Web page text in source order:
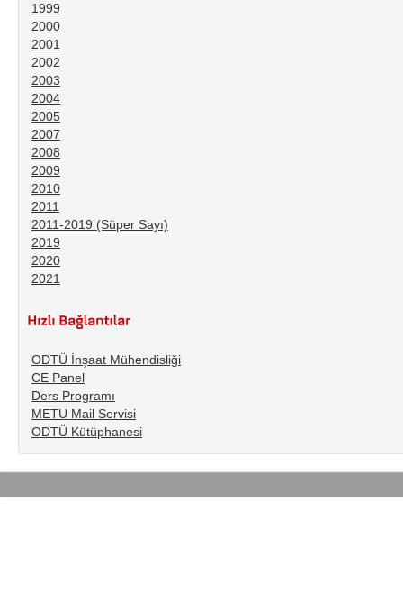
1999
2000
2001
2002
2003
2004
2005
2007
2008
2009
2010
2011
2011-2019 (Süper Sayı)
2019
2020
2021
ODTÜ İnşaat Mühendisliği
CE Panel
Ders Programı
METU Mail Servisi
ODTÜ Kütüphanesi